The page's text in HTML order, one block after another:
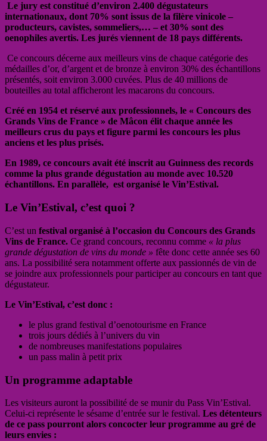
Le jury est constitué d’environ 2.400 dégustateurs
internationaux, dont 70% sont issus de la filère vinicole –
producteurs, cavistes, sommeliers,… – et 30% sont des
oenophiles avertis. Les jurés viennent de 18 pays différents.
Ce concours décerne aux meilleurs vins de chaque catégorie des
médailles d’or, d’argent et de bronze à environ 30% des échantillons
présentés, soit environ 3.000 cuvées. Plus de 40 millions de
bouteilles au total afficheront les macarons du concours.
Créé en 1954 et réservé aux professionnels, le « Concours des
Grands Vins de France » de Mâcon élit chaque année les
meilleurs crus du pays et figure parmi les concours les plus
anciens et les plus prisés.
En 1989, ce concours avait été inscrit au Guinness des records
comme la plus grande dégustation au monde avec 10.520
échantillons. En parallèle, est organisé le Vin’Estival.
Le Vin’Estival, c’est quoi ?
C’est un festival organisé à l’occasion du Concours des Grands
Vins de France. Ce grand concours, reconnu comme « la plus
grande dégustation de vins du monde » fête donc cette année ses 60
ans. La possibilité sera notamment offerte aux passionnés de vin de
se joindre aux professionnels pour participer au concours en tant que
dégustateur.
Le Vin’Estival, c’est donc :
le plus grand festival d’oenotourisme en France
trois jours dédiés à l’univers du vin
de nombreuses manifestations populaires
un pass malin à petit prix
Un programme adaptable
Les visiteurs auront la possibilité de se munir du Pass Vin’Estival.
Celui-ci représente le sésame d’entrée sur le festival. Les détenteurs
de ce pass pourront alors concocter leur programme au gré de
leurs envies :